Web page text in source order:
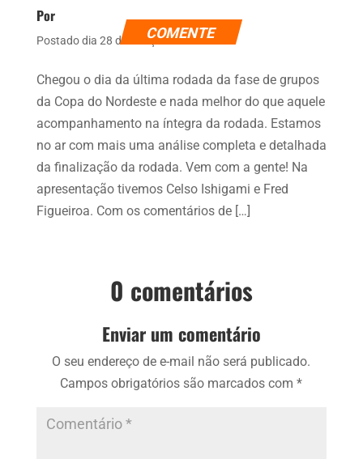
Por
Postado dia 28 de março de 2024
COMENTE
Chegou o dia da última rodada da fase de grupos
da Copa do Nordeste e nada melhor do que aquele
acompanhamento na íntegra da rodada. Estamos
no ar com mais uma análise completa e detalhada
da finalização da rodada. Vem com a gente! Na
apresentação tivemos Celso Ishigami e Fred
Figueiroa. Com os comentários de […]
0 comentários
Enviar um comentário
O seu endereço de e-mail não será publicado.
Campos obrigatórios são marcados com*